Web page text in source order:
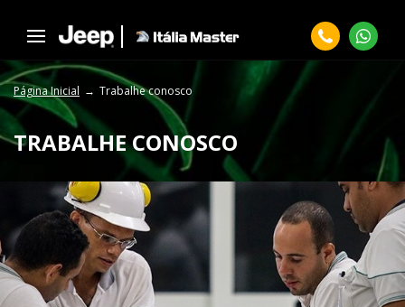
Página Inicial Trabalhe conosco
TRABALHE CONOSCO